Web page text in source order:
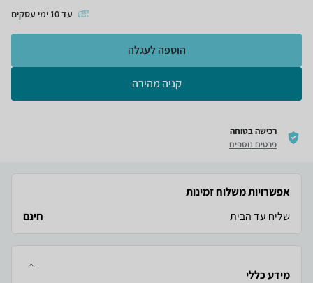
עד10 ימי עסקים
קניה מהירה
הוספה לעגלה
רכישה בטוחה
פרטים נוספים
אפשרויות משלוח זמינות
שליח עד הבית
חינם
מידע כללי